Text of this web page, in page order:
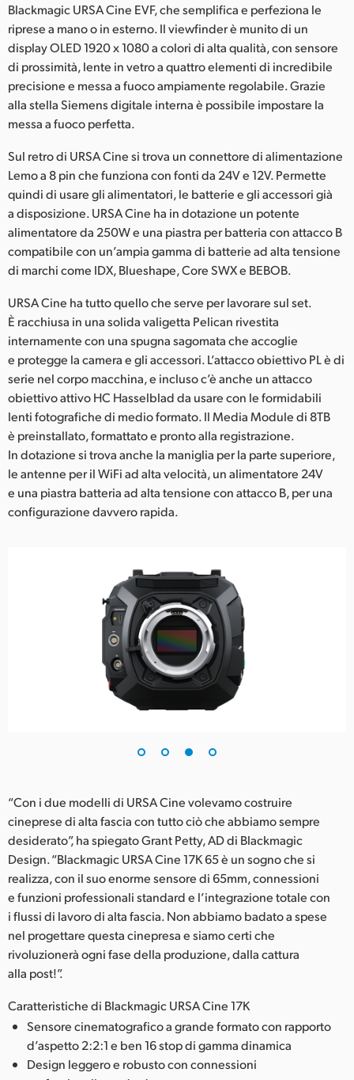
Blackmagic URSA Cine EVF, che semplifica e perfeziona le
riprese a mano o in esterno. Il viewfinder è munito di un
display OLED 1920 x 1080 a colori di alta qualità, con sensore
di prossimità, lente in vetro a quattro elementi di incredibile
precisione e messa a fuoco ampiamente regolabile. Grazie
alla stella Siemens digitale interna è possibile impostare la
messa a fuoco perfetta.
Sul retro di URSA Cine si trova un connettore di alimentazione
Lemo a 8 pin che funziona con fonti da 24V e 12V. Permette
quindi di usare gli alimentatori, le batterie e gli accessori già
a disposizione. URSA Cine ha in dotazione un potente
alimentatore da 250W e una piastra per batteria con attacco B
compatibile con un’ampia gamma di batterie ad alta tensione
di marchi come IDX, Blueshape, Core SWX e BEBOB.
URSA Cine ha tutto quello che serve per lavorare sul set.
È racchiusa in una solida valigetta Pelican rivestita
internamente con una spugna sagomata che accoglie
e protegge la camera e gli accessori. L’attacco obiettivo PL è di
serie nel corpo macchina, e incluso c’è anche un attacco
obiettivo attivo HC Hasselblad da usare con le formidabili
lenti fotografiche di medio formato. Il Media Module di 8TB
è preinstallato, formattato e pronto alla registrazione.
In dotazione si trova anche la maniglia per la parte superiore,
le antenne per il WiFi ad alta velocità, un alimentatore 24V
e una piastra batteria ad alta tensione con attacco B, per una
configurazione davvero rapida.
“Con i due modelli di URSA Cine volevamo costruire
cineprese di alta fascia con tutto ciò che abbiamo sempre
desiderato”, ha spiegato Grant Petty, AD di Blackmagic
Design. “Blackmagic URSA Cine 17K 65 è un sogno che si
realizza, con il suo enorme sensore di 65mm, connessioni
e funzioni professionali standard e l’integrazione totale con
i flussi di lavoro di alta fascia. Non abbiamo badato a spese
nel progettare questa cinepresa e siamo certi che
rivoluzionerà ogni fase della produzione, dalla cattura
alla post!”.
Caratteristiche di Blackmagic URSA Cine 17K
Sensore cinematografico a grande formato con rapporto
d’aspetto 2:2:1 e ben 16 stop di gamma dinamica
Design leggero e robusto con connessioni